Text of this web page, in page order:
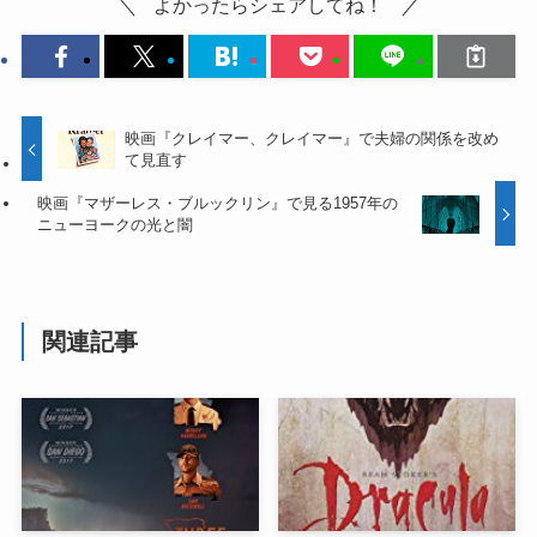
よかったらシェアしてね！
映画『クレイマー、クレイマー』で夫婦の関係を改め
て見直す
映画『マザーレス・ブルックリン』で見る1957年の
ニューヨークの光と闇
関連記事